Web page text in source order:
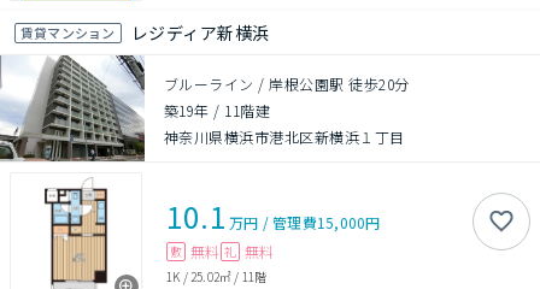
賃貸マンション レジディア新横浜
ブルーライン / 岸根公園駅 徒歩20分
築19年 / 11階建
神奈川県横浜市港北区新横浜１丁目
10.1 万円 /管理費15,000円
敷 無料 礼 無料
1K / 25.02㎡ / 11階